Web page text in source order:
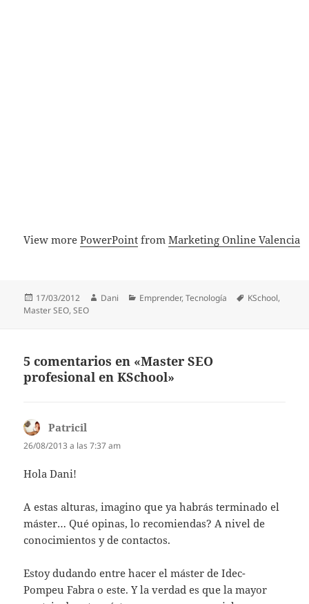
View morePowerPoint fromMarketing Online Valencia
Publicado
el
17/03/2012 Autor
Dani Categorías
Emprender,Tecnología Etiquetas
KSchool,
Master SEO,SEO
5 comentarios en «Master SEO
profesional en KSchool»
Patricil
26/08/2013 a las 7:37 am
Hola Dani!
A estas alturas, imagino que ya habrás terminado el
máster… Qué opinas, lo recomiendas? A nivel de
conocimientos y de contactos.
Estoy dudando entre hacer el máster de Idec-
Pompeu Fabra o este. Y la verdad es que la mayor